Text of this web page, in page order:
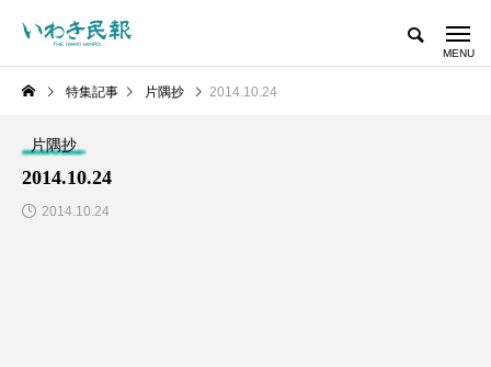
特集記事 片隅抄 2014.10.24
片隅抄
2014.10.24
2014.10.24